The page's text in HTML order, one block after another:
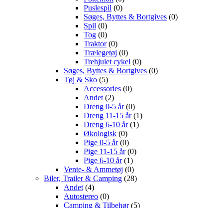
Puslespil (0)
Søges, Byttes & Bortgives (0)
Spil (0)
Tog (0)
Traktor(0)
Trælegetøj (0)
Trehjulet cykel (0)
Søges, Byttes & Bortgives (0)
Tøj & Sko (5)
Accessories (0)
Andet (2)
Dreng 0-5 år(0)
Dreng 11-15 år(1)
Dreng 6-10 år(1)
Økologisk (0)
Pige 0-5 år(0)
Pige 11-15 år(0)
Pige 6-10 år(1)
Vente- & Ammetøj (0)
Biler, Trailer & Camping (28)
Andet (4)
Autostereo (0)
Camping & Tilbehør(5)